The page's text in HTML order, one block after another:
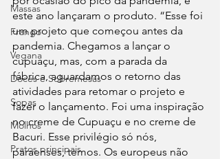
Massas
Frango
Vegana
Doces e Sobremesas
Sopas
Molhos
Pratos principais
este ano lançaram o produto. “Esse foi
um projeto que começou antes da
pandemia. Chegamos a lançar o
cupuaçu, mas, com a parada da
fábrica, aguardamos o retorno das
atividades para retomar o projeto e
fazer o lançamento. Foi uma inspiração
no creme de Cupuaçu e no creme de
Bacuri. Esse privilégio só nós,
paraenses, temos. Os europeus não